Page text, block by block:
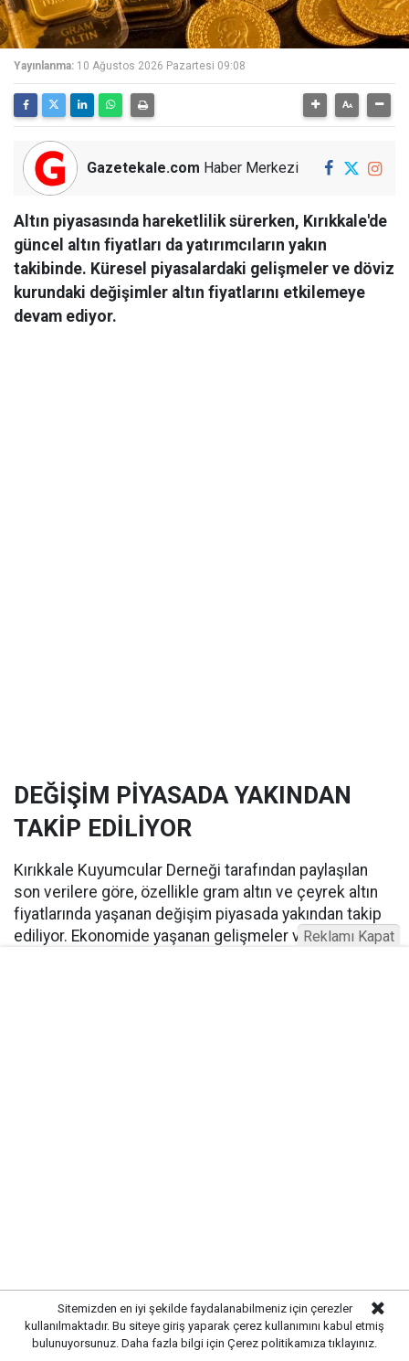
Yayınlanma: 10 Ağustos 2026 Pazartesi 09:08
Gazetekale.com Haber Merkezi
Altın piyasasında hareketlilik sürerken, Kırıkkale'de
güncel altın fiyatları da yatırımcıların yakın
takibinde. Küresel piyasalardaki gelişmeler ve döviz
kurundaki değişimler altın fiyatlarını etkilemeye
devam ediyor.
DEĞİŞİM PİYASADA YAKINDAN
TAKİP EDİLİYOR
Kırıkkale Kuyumcular Derneği tarafından paylaşılan
son verilere göre, özellikle gram altın ve çeyrek altın
fiyatlarında yaşanan değişim piyasada yakından takip
ediliyor. Ekonomide yaşanan gelişmeler ve küresel
Sitemizden en iyi şekilde faydalanabilmeniz için çerezler
kullanılmaktadır. Bu siteye giriş yaparak çerez kullanımını kabul etmiş
bulunuyorsunuz. Daha fazla bilgi için Çerez politikamıza tıklayınız.
Reklamı Kapat